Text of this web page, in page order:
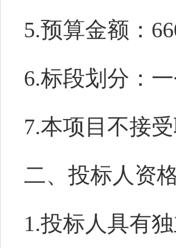
5.预算金额 ：
6.标段划分：
7.本项目 不接受
二、 投标人 资
1.投标人具有